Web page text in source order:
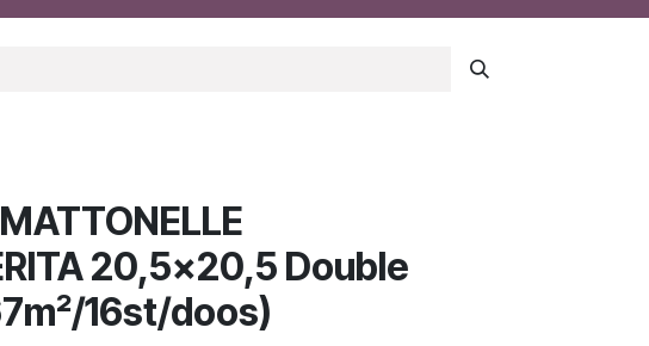
20,5x20,5 Double
16st/doos)